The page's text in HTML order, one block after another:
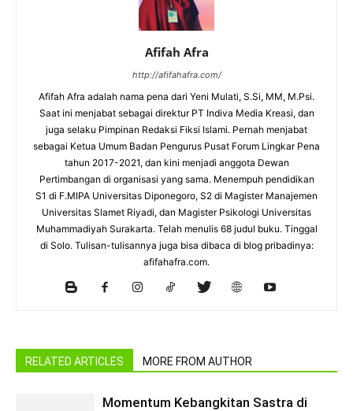
Afifah Afra
http://afifahafra.com/
Afifah Afra adalah nama pena dari Yeni Mulati, S.Si, MM, M.Psi.
Saat ini menjabat sebagai direktur PT Indiva Media Kreasi, dan
juga selaku Pimpinan Redaksi Fiksi Islami. Pernah menjabat
sebagai Ketua Umum Badan Pengurus Pusat Forum Lingkar Pena
tahun 2017-2021, dan kini menjadi anggota Dewan
Pertimbangan di organisasi yang sama. Menempuh pendidikan
S1 di F.MIPA Universitas Diponegoro, S2 di Magister Manajemen
Universitas Slamet Riyadi, dan Magister Psikologi Universitas
Muhammadiyah Surakarta. Telah menulis 68 judul buku. Tinggal
di Solo. Tulisan-tulisannya juga bisa dibaca di blog pribadinya:
afifahafra.com.
RELATED ARTICLES MORE FROM AUTHOR
Momentum Kebangkitan Sastra di